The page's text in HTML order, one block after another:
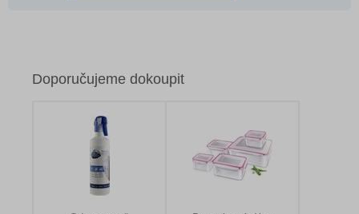
Doporučujeme dokoupit